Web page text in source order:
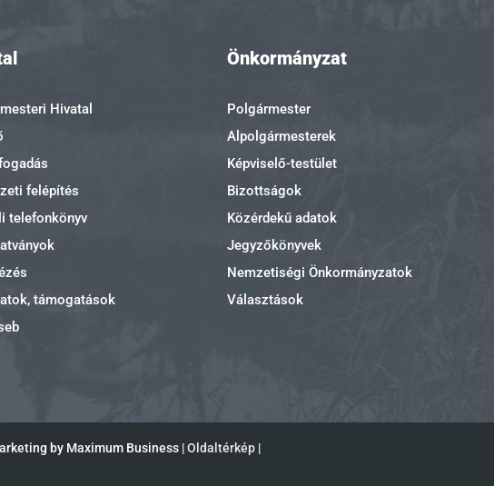
Hivatal
felépítés
telefonkönyv
támogatások
Önkormányzat
Polgármester
Alpolgármesterek
Képviselő-testület
Bizottságok
Közérdekű adatok
Jegyzőkönyvek
Nemzetiségi Önkormányzatok
Választások
by Maximum Business |Oldaltérkép |